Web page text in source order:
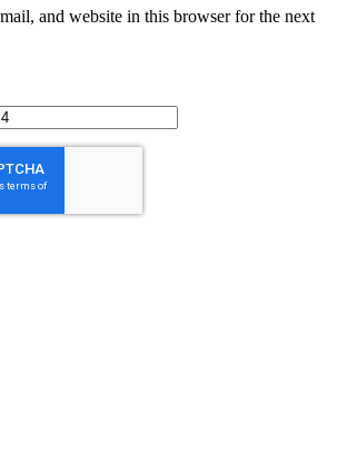
and website in this browser for the next